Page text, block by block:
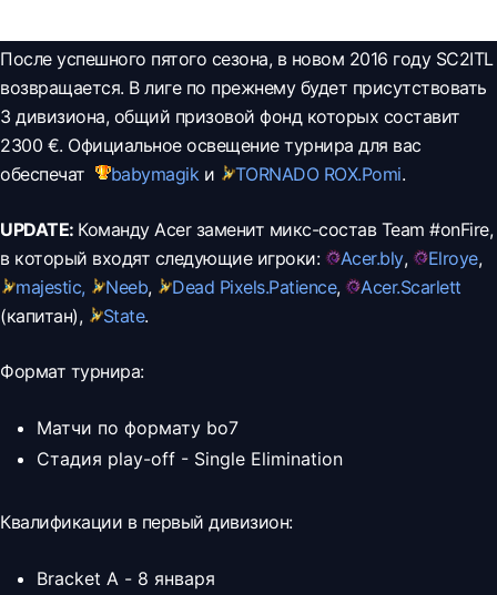
После успешного пятого сезона, в новом 2016 году SC2ITL
возвращается. В лиге по прежнему будет присутствовать
3 дивизиона, общий призовой фонд которых составит
2300 €. Официальное освещение турнира для вас
обеспечат
babymagikи TORNADO ROX.Pomi.
UPDATE: Команду Acer заменит микс-состав Team #onFire,
в который входят следующие игроки:
Acer.bly, Elroye,
majestic,
Neeb, Dead Pixels.Patience, Acer.Scarlett
(капитан),
State.
Формат турнира:
Матчи по формату bo7
Стадия play-off - Single Elimination
Квалификации в первый дивизион:
Bracket A - 8 января